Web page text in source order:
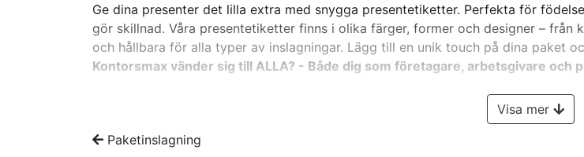
Ge dina presenter det lilla extra med snygga presentetiketter. Perfekta för
gör skillnad. Våra presentetiketter finns i olika färger, former och designer –
och hållbara för alla typer av inslagningar. Lägg till en unik touch på dina paket
Kontorsmax vänder sig till ALLA? - Både dig som företagare, arbetsgivare och
Visa mer
Paketinslagning